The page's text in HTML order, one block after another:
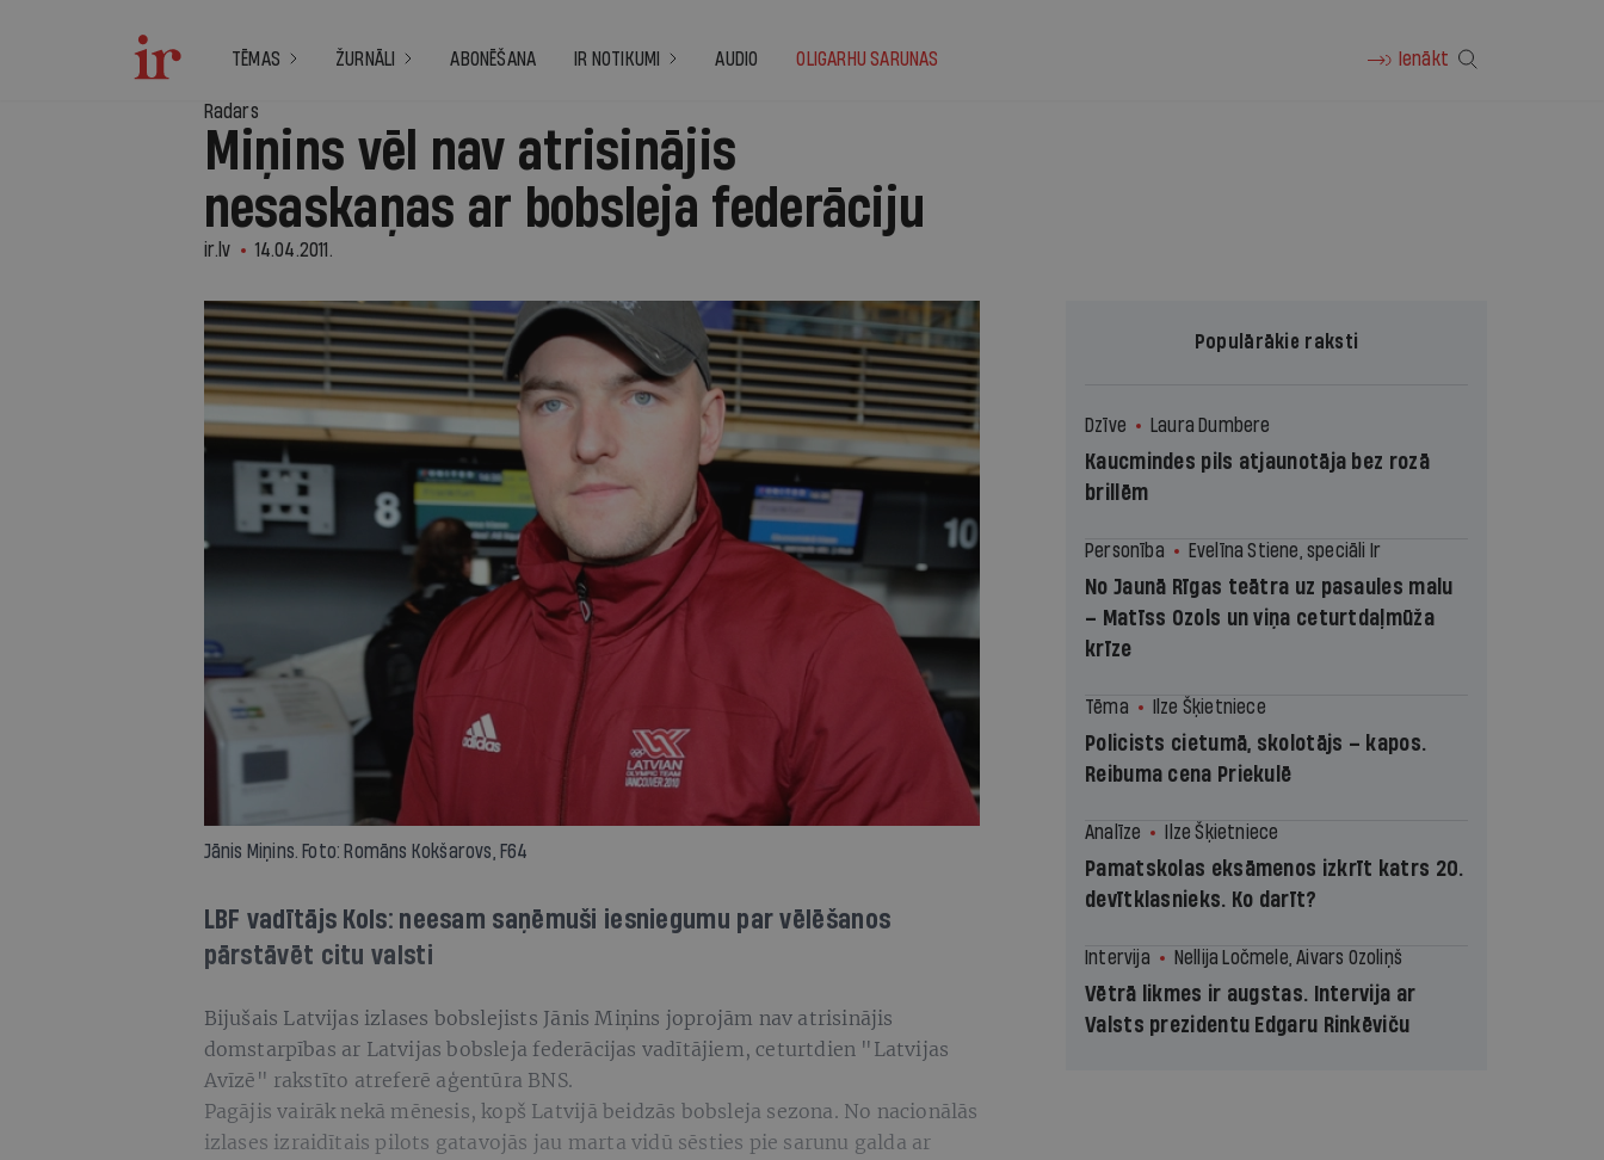
TĒMAS ŽURNĀLI ABONĒŠANA IR NOTIKUMI AUDIO OLIGARHU SARUNAS Ienākt
Radars
Miņins vēl nav atrisinājis
nesaskaņas ar bobsleja federāciju
ir.lv 14.04.2011.
Jānis Miņins. Foto: Romāns Kokšarovs, F64
LBF vadītājs Kols: neesam saņēmuši iesniegumu par vēlēšanos
pārstāvēt citu valsti
Bijušais Latvijas izlases bobslejists Jānis Miņins joprojām nav atrisinājis
domstarpības ar Latvijas bobsleja federācijas vadītājiem, ceturtdien "Latvijas
Avīzē" rakstīto atreferē aģentūra BNS.
Pagājis vairāk nekā mēnesis, kopš Latvijā beidzās bobsleja sezona. No nacionālās
izlases izraidītais pilots gatavojās jau marta vidū sēsties pie sarunu galda ar
Populārākie raksti
Dzīve Laura Dumbere
Kaucmindes pils atjaunotāja bez rozā
brillēm
Personība Evelīna Stiene, speciāli Ir
No Jaunā Rīgas teātra uz pasaules malu
– Matīss Ozols un viņa ceturtdaļmūža
krīze
Tēma Ilze Šķietniece
Policists cietumā, skolotājs – kapos.
Reibuma cena Priekulē
Analīze Ilze Šķietniece
Pamatskolas eksāmenos izkrīt katrs 20.
devītklasnieks. Ko darīt?
Intervija Nellija Ločmele, Aivars Ozoliņš
Vētrā likmes ir augstas. Intervija ar
Valsts prezidentu Edgaru Rinkēviču